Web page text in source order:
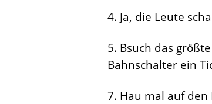
4. Ja, die Leute
5. Bsuch das
Bahnschalter ein
7. Hau mal auf